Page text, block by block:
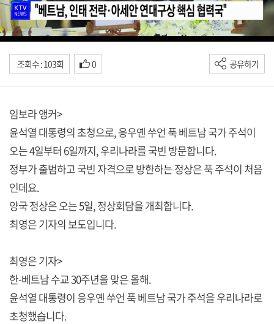
조회수 : 103회 0 공유하기
임보라 앵커>
윤석열 대통령의 초청으로, 응우옌 쑤언 푹 베트남 국가 주석이
오는 4일부터 6일까지, 우리나라를 국빈 방문합니다.
정부가 출범하고 국빈 자격으로 방한하는 정상은 푹 주석이 처음
인데요.
양국 정상은 오는 5일, 정상회담을 개최합니다.
최영은 기자의 보도입니다.
최영은 기자>
한-베트남 수교 30주년을 맞은 올해.
윤석열 대통령이 응우옌 쑤언 푹 베트남 국가 주석을 우리나라로
초청했습니다.